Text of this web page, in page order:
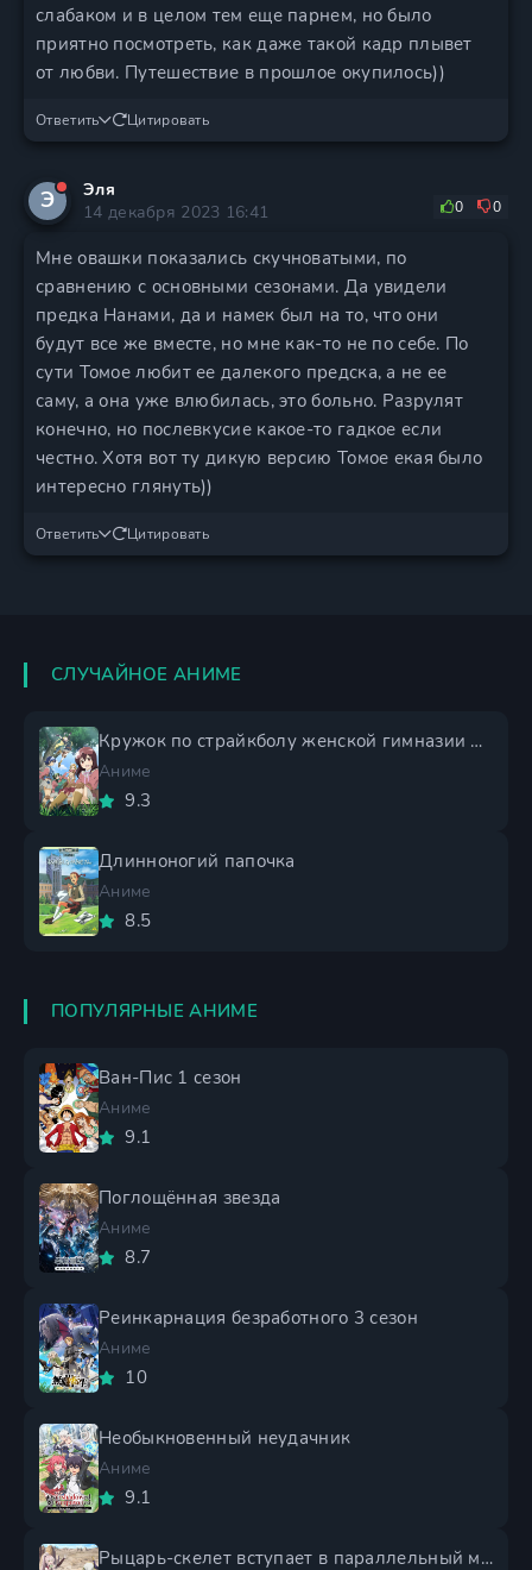
слабаком и в целом тем еще парнем, но было
приятно посмотреть, как даже такой кадр плывет
от любви. Путешествие в прошлое окупилось))
Ответить Цитировать
Э
Эля
14 декабря 2023 16:41
0 0
Мне овашки показались скучноватыми, по
сравнению с основными сезонами. Да увидели
предка Нанами, да и намек был на то, что они
будут все же вместе, но мне как-то не по себе. По
сути Томое любит ее далекого предска, а не ее
саму, а она уже влюбилась, это больно. Разрулят
конечно, но послевкусие какое-то гадкое если
честно. Хотя вот ту дикую версию Томое екая было
интересно глянуть))
Ответить Цитировать
СЛУЧАЙНОЕ АНИМЕ
Кружок по страйкболу женской гимназии Стелла
Аниме
9.3
Длинноногий папочка
Аниме
8.5
ПОПУЛЯРНЫЕ АНИМЕ
Ван-Пис 1 сезон
Аниме
9.1
Поглощённая звезда
Аниме
8.7
Реинкарнация безработного 3 сезон
Аниме
10
Необыкновенный неудачник
Аниме
9.1
Рыцарь-скелет вступает в параллельный мир 2 сезон